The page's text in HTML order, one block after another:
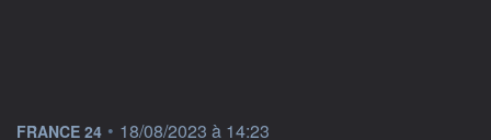
information fournie par
FRANCE 24 • 18/08/2023 à 14:23